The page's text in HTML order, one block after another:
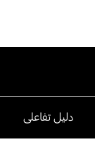
دليل تفاعلى